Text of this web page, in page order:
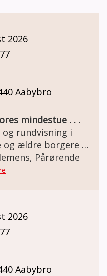
2026
Aabybro
mindestue . . .
rundvisning i
og ældre borgere .
totalrenoveret og
oplevelsescenter.
Pårørende
2026
Aabybro